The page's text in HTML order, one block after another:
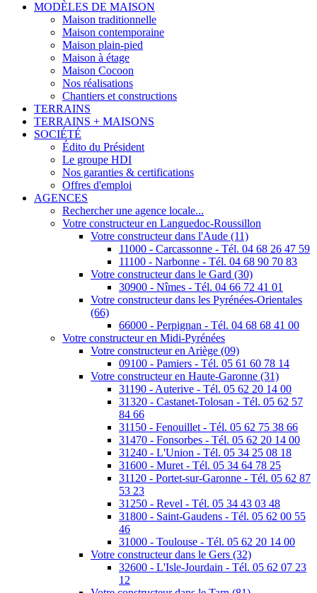
MODÈLES DE MAISON
Maison traditionnelle
Maison contemporaine
Maison plain-pied
Maison à étage
Maison Cocoon
Nos réalisations
Chantiers et constructions
TERRAINS
TERRAINS + MAISONS
SOCIÉTÉ
Édito du Président
Le groupe HDI
Nos garanties & certifications
Offres d'emploi
AGENCES
Rechercher une agence locale...
Votre constructeur en Languedoc-Roussillon
Votre constructeur dans l'Aude (11)
11000 - Carcassonne - Tél. 04 68 26 47 59
11100 - Narbonne - Tél. 04 68 90 70 83
Votre constructeur dans le Gard (30)
30900 - Nîmes - Tél. 04 66 72 41 01
Votre constructeur dans les Pyrénées-Orientales
(66)
66000 - Perpignan - Tél. 04 68 68 41 00
Votre constructeur en Midi-Pyrénées
Votre constructeur en Ariège (09)
09100 - Pamiers - Tél. 05 61 60 78 14
Votre constructeur en Haute-Garonne (31)
31190 - Auterive - Tél. 05 62 20 14 00
31320 - Castanet-Tolosan - Tél. 05 62 57
84 66
31150 - Fenouillet - Tél. 05 62 75 38 66
31470 - Fonsorbes - Tél. 05 62 20 14 00
31240 - L'Union - Tél. 05 34 25 08 18
31600 - Muret - Tél. 05 34 64 78 25
31120 - Portet-sur-Garonne - Tél. 05 62 87
53 23
31250 - Revel - Tél. 05 34 43 03 48
31800 - Saint-Gaudens - Tél. 05 62 00 55
46
31000 - Toulouse - Tél. 05 62 20 14 00
Votre constructeur dans le Gers (32)
32600 - L'Isle-Jourdain - Tél. 05 62 07 23
12